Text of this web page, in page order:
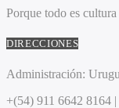
Porque todo es
DIRECCIONES
Administración:
+(54) 911 6642 8164 |